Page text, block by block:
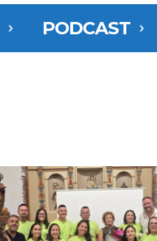
PODCAST